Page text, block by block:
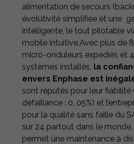
alimentation de secours
évolutivité simplifiée et une
intelligente, le tout pilotable
mobile intuitive.Avec plus de
micro-onduleurs expédiés et
systèmes installés, la
envers Enphase est
sont réputés pour leur fiabilité
défaillance : 0, 05%) et
pour la qualité sans faille du
sur 24 partout dans le
permet une maintenance à